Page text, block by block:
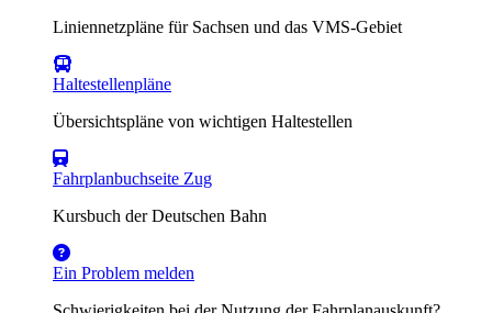
Liniennetzpläne für Sachsen und das VMS-Gebiet
Haltestellenpläne
Übersichtspläne von wichtigen Haltestellen
Fahrplanbuchseite Zug
Kursbuch der Deutschen Bahn
Ein Problem melden